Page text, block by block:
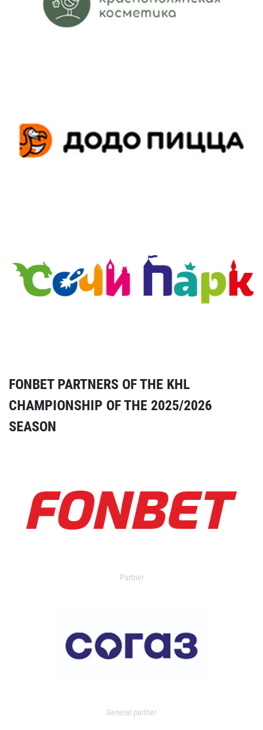
FONBET PARTNERS OF THE KHL
CHAMPIONSHIP OF THE 2025/2026
SEASON
Partner
General partner